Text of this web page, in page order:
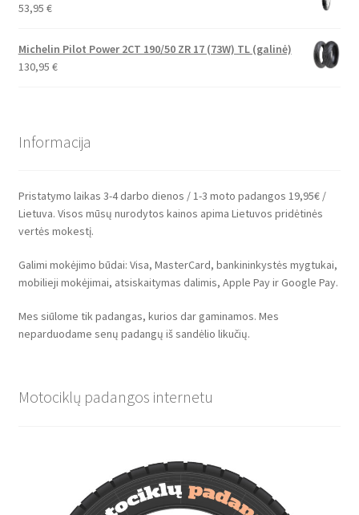
53,95 €
Michelin Pilot Power 2CT 190/50 ZR 17 (73W) TL (galinė)
130,95 €
Informacija
Pristatymo laikas 3-4 darbo dienos / 1-3 moto padangos 19,95€ /
Lietuva. Visos mūsų nurodytos kainos apima Lietuvos pridėtinės
vertės mokestį.
Galimi mokėjimo būdai: Visa, MasterCard, bankininkystės mygtukai,
mobilieji mokėjimai, atsiskaitymas dalimis, Apple Pay ir Google Pay.
Mes siūlome tik padangas, kurios dar gaminamos. Mes
neparduodame senų padangų iš sandėlio likučių.
Motociklų padangos internetu